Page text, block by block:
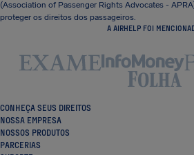
(Association of Passenger Rights Advocates -
proteger os direitos dos passageiros.
A AIRHELP FOI
CONHEÇA SEUS DIREITOS
NOSSA EMPRESA
NOSSOS PRODUTOS
PARCERIAS